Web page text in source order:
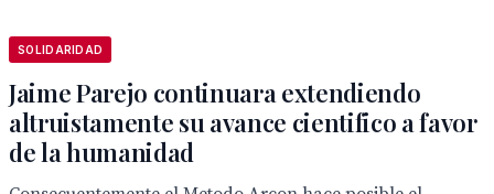
SOLIDARIDAD
Jaime Parejo continuara extendiendo
altruistamente su avance cientifico a favor
de la humanidad